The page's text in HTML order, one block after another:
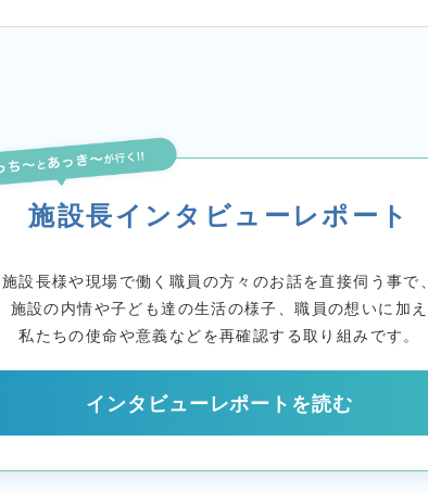
施設長インタビューレポート
施設長様や現場で働く 職員の方々のお話を直接伺う事で、
施設の内情や子ども達の生活の様子、職員の想いに加え
私たちの使命や意義などを再確認する取り組みです。
インタビューレポートを読む